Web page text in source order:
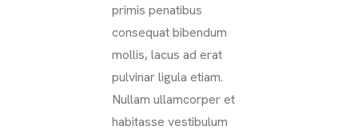
primis penatibus
consequat bibendum
mollis, lacus ad erat
pulvinar ligula etiam.
Nullam ullamcorper et
habitasse vestibulum